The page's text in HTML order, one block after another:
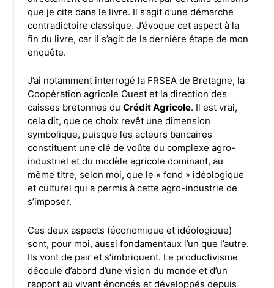
que je cite dans le livre. Il s’agit d’une démarche
contradictoire classique. J’évoque cet aspect à la
fin du livre, car il s’agit de la dernière étape de mon
enquête.
J’ai notamment interrogé la FRSEA de Bretagne, la
Coopération agricole Ouest et la direction des
caisses bretonnes du Crédit Agricole. Il est vrai,
cela dit, que ce choix revêt une dimension
symbolique, puisque les acteurs bancaires
constituent une clé de voûte du complexe agro-
industriel et du modèle agricole dominant, au
même titre, selon moi, que le « fond » idéologique
et culturel qui a permis à cette agro-industrie de
s’imposer.
Ces deux aspects (économique et idéologique)
sont, pour moi, aussi fondamentaux l’un que l’autre.
Ils vont de pair et s’imbriquent. Le productivisme
découle d’abord d’une vision du monde et d’un
rapport au vivant énoncés et développés depuis